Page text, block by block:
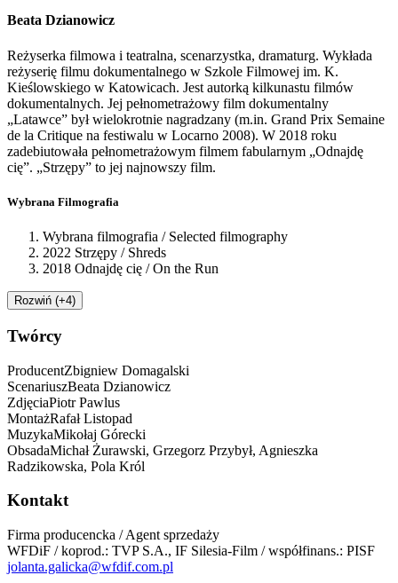
Beata Dzianowicz
Reżyserka filmowa i teatralna, scenarzystka, dramaturg. Wykłada
reżyserię filmu dokumentalnego w Szkole Filmowej im. K.
Kieślowskiego w Katowicach. Jest autorką kilkunastu filmów
dokumentalnych. Jej pełnometrażowy film dokumentalny
„Latawce” był wielokrotnie nagradzany (m.in. Grand Prix Semaine
de la Critique na festiwalu w Locarno 2008). W 2018 roku
zadebiutowała pełnometrażowym filmem fabularnym „Odnajdę
cię”. „Strzępy” to jej najnowszy film.
Wybrana Filmografia
Wybrana filmografia / Selected filmography
2022 Strzępy / Shreds
2018 Odnajdę cię / On the Run
Rozwiń (+4)
Twórcy
ProducentZbigniew Domagalski
ScenariuszBeata Dzianowicz
ZdjęciaPiotr Pawlus
MontażRafał Listopad
MuzykaMikołaj Górecki
ObsadaMichał Żurawski, Grzegorz Przybył, Agnieszka
Radzikowska, Pola Król
Kontakt
Firma producencka / Agent sprzedaży
WFDiF / koprod.: TVP S.A., IF Silesia-Film / współfinans.: PISF
jolanta.galicka@wfdif.com.pl